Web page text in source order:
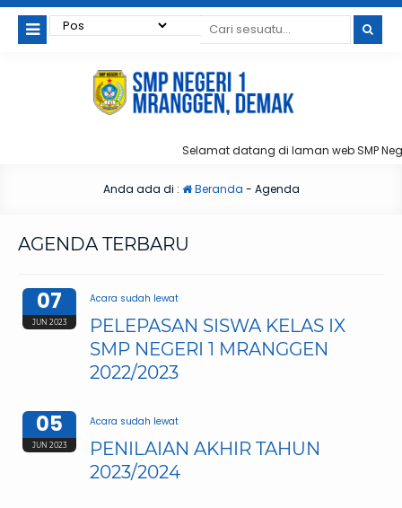
Selamat datang di laman web SMP
Anda ada di : Beranda - Agenda
AGENDA TERBARU
07
JUN 2023
Acara sudah lewat
PELEPASAN SISWA KELAS IX
SMP NEGERI 1 MRANGGEN
2022/2023
05
JUN 2023
Acara sudah lewat
PENILAIAN AKHIR TAHUN
2023/2024